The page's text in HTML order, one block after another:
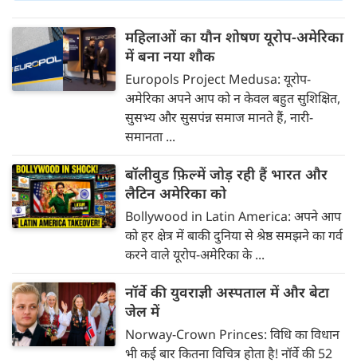
महिलाओं का यौन शोषण यूरोप-अमेरिका
में बना नया शौक
Europols Project Medusa: यूरोप-
अमेरिका अपने आप को न केवल बहुत सुशिक्षित,
सुसभ्य और सुसपंन्न समाज मानते हैं, नारी-
समानता ...
बॉलीवुड फ़िल्में जोड़ रही हैं भारत और
लैटिन अमेरिका को
Bollywood in Latin America: अपने आप
को हर क्षेत्र में बाकी दुनिया से श्रेष्ठ समझने का गर्व
करने वाले यूरोप-अमेरिका के ...
नॉर्वे की युवराज्ञी अस्पताल में और बेटा
जेल में
Norway-Crown Princes: विधि का विधान
भी कई बार कितना विचित्र होता है! नॉर्वे की 52